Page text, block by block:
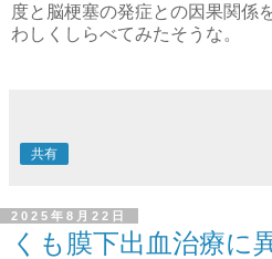
度と脳梗塞の発症との因果関係
わしくしらべてみたそうな。
共有
2025年8月22日
くも膜下出血治療に